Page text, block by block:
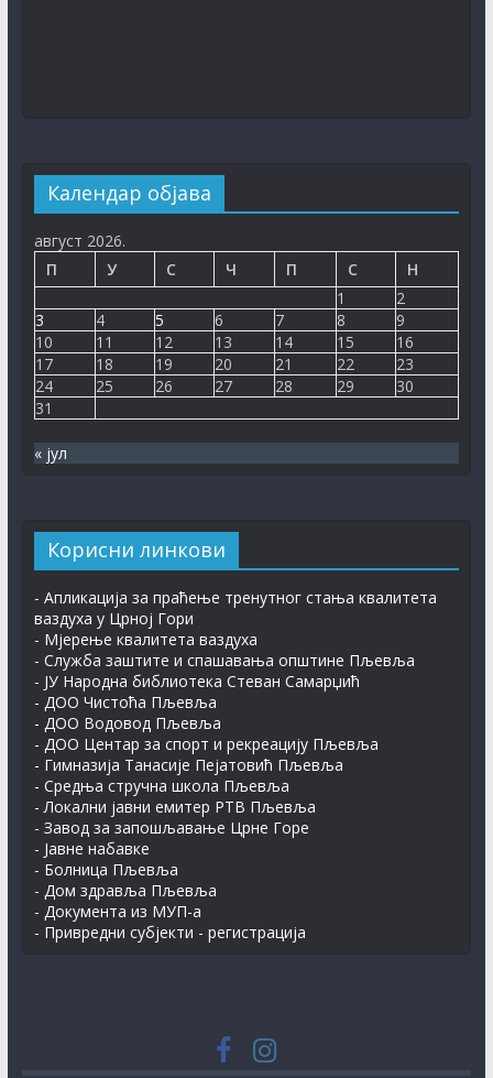
Рјешење – Клепо Џенана
Рјешење – Драгаш Рајко
СЕКРЕТАРИЈАТ ЗА КУЛТУРУ,
СОЦИЈАЛНА И ДРУГА ПИТАЊА
ОБЕЗБИЈЕДИО ДОДАТНА СРЕДСТВА
ЗА ЈУБИЛАРНУ МАНИФЕСТАЦИЈУ
„40. ДАНИ ХУМОРА И САТИРЕ ВУКО
БЕЗАРЕВИЋ“
Календар објава
август 2026.
П
У С Ч П С
Н
1
2
3
4 5 6 7 8
9
10
11 12 13 14 15
16
17
18 19 20 21 22
23
24
25 26 27 28 29
30
31
« јул
Корисни линкови
- Апликација за праћење тренутног стања квалитета
ваздуха у Црној Гори
- Мјерење квалитета ваздуха
- Служба заштите и спашавања општине Пљевља
- ЈУ Народна библиотека Стеван Самарџић
- ДОО Чистоћа Пљевља
- ДОО Водовод Пљевља
- ДОО Центар за спорт и рекреацију Пљевља
- Гимназија Танасије Пејатовић Пљевља
- Средња стручна школа Пљевља
- Локални јавни емитер РТВ Пљевља
- Завод за запошљавање Црне Горе
- Јавне набавке
- Болница Пљевља
- Дом здравља Пљевља
- Документа из МУП-а
- Привредни субјекти - регистрација